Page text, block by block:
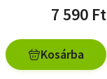
7 590 Ft
Kosárba